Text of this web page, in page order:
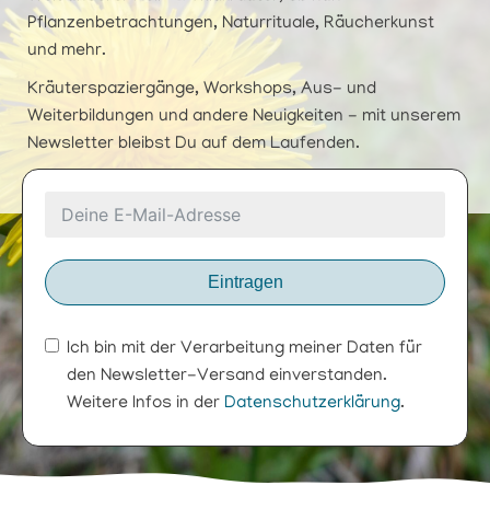
Pflanzenbetrachtungen, Naturrituale, Räucherkunst
und mehr.
Kräuterspaziergänge, Workshops, Aus- und
Weiterbildungen und andere Neuigkeiten - mit unserem
Newsletter bleibst Du auf dem Laufenden.
Eintragen
Ich bin mit der Verarbeitung meiner Daten für
den Newsletter-Versand einverstanden.
Weitere Infos in der Datenschutzerklärung.